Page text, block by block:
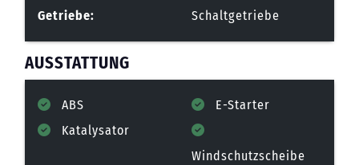
Getriebe:
Schaltgetriebe
AUSSTATTUNG
ABS
E-Starter
Katalysator
Windschutzscheibe